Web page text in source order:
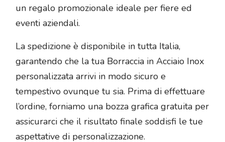
un regalo promozionale ideale per fiere ed
eventi aziendali.
La spedizione è disponibile in tutta Italia,
garantendo che la tua Borraccia in Acciaio Inox
personalizzata arrivi in modo sicuro e
tempestivo ovunque tu sia. Prima di effettuare
l’ordine, forniamo una bozza grafica gratuita per
assicurarci che il risultato finale soddisfi le tue
aspettative di personalizzazione.